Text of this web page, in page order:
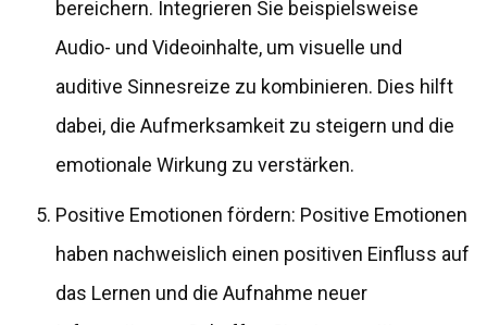
bereichern. Integrieren Sie beispielsweise
Audio- und Videoinhalte, um visuelle und
auditive Sinnesreize zu kombinieren. Dies hilft
dabei, die Aufmerksamkeit zu steigern und die
emotionale Wirkung zu verstärken.
Positive Emotionen fördern: Positive Emotionen
haben nachweislich einen positiven Einfluss auf
das Lernen und die Aufnahme neuer